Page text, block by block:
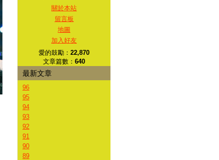
關於本站
留言板
地圖
加入好友
愛的鼓勵： 22,870
文章篇數： 640
最新文章
96
95
94
93
92
91
90
89